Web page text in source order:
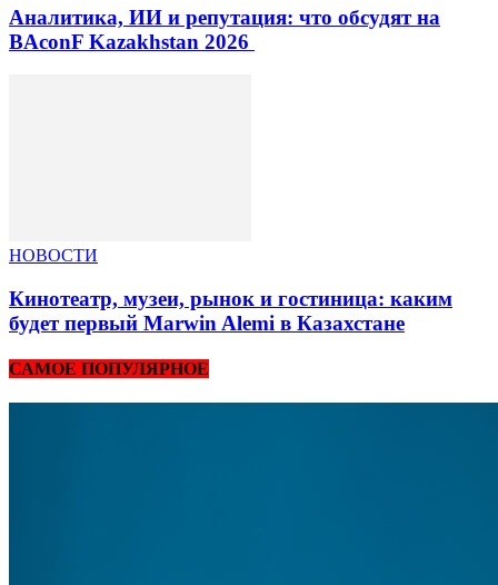
Аналитика, ИИ и репутация: что обсудят на
BAconF Kazakhstan 2026
НОВОСТИ
Кинотеатр, музеи, рынок и гостиница: каким
будет первый Marwin Alemi в Казахстане
САМОЕ ПОПУЛЯРНОЕ